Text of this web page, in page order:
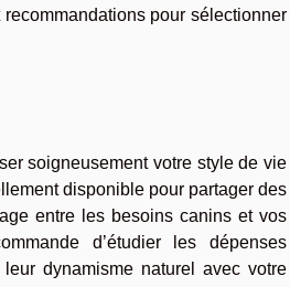
pour sélectionner
soigneusement votre style de vie
disponible pour partager des
entre les besoins canins et vos
d’étudier les dépenses
dynamisme naturel avec votre